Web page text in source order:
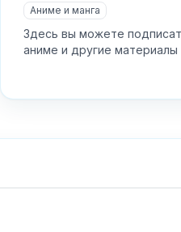
Аниме и манга
Здесь вы можете
аниме и другие материалы